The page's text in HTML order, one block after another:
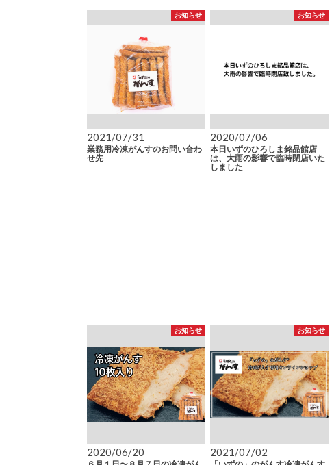
お知らせ
2021/07/31
業務用冷凍がんすのお問い合わ
せ先
お知らせ
2020/07/06
本日いずのひろしま銘品館店
は、大雨の影響で臨時閉店いた
しました
お知らせ
2020/06/20
お知らせ
2021/07/02